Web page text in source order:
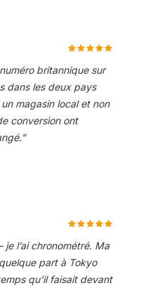
britannique sur
dans les deux pays
magasin local et non
conversion ont
"
l’ai chronométré. Ma
part à Tokyo
qu'il faisait devant